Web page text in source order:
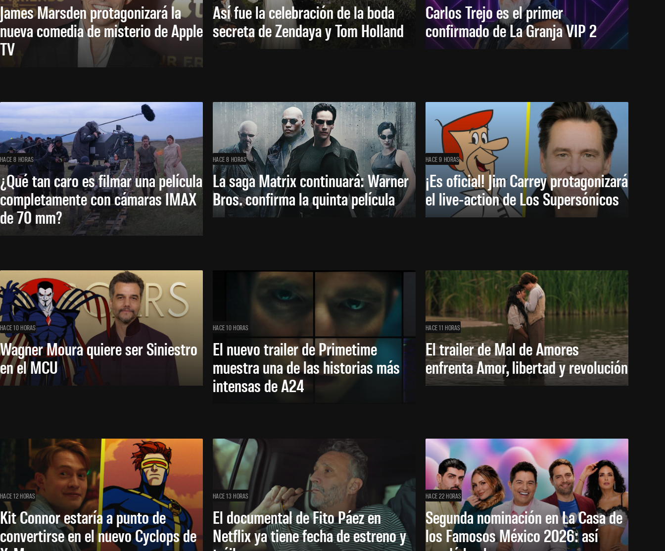
James Marsden protagonizará la
nueva comedia de misterio de Apple
TV
Así fue la celebración de la boda
secreta de Zendaya y Tom Holland
Carlos Trejo es el primer
confirmado de La Granja VIP 2
HACE 8 HORAS
¿Qué tan caro es filmar una película
completamente con cámaras IMAX
de 70 mm?
HACE 8 HORAS
La saga Matrix continuará: Warner
Bros. confirma la quinta película
HACE 9 HORAS
¡Es oficial! Jim Carrey protagonizará
el live-action de Los Supersónicos
HACE 10 HORAS
Wagner Moura quiere ser Siniestro
en el MCU
HACE 10 HORAS
El nuevo trailer de Primetime
muestra una de las historias más
intensas de A24
HACE 11 HORAS
El trailer de Mal de Amores
enfrenta Amor, libertad y revolución
HACE 12 HORAS
Kit Connor estaría a punto de
convertirse en el nuevo Cyclops de
HACE 13 HORAS
El documental de Fito Páez en
Netflix ya tiene fecha de estreno y
HACE 22 HORAS
Segunda nominación en La Casa de
los Famosos México 2026: así